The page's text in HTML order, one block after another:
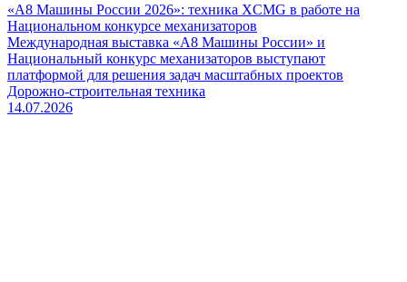
«А8 Машины России 2026»: техника XCMG в работе на
Национальном конкурсе механизаторов
Международная выставка «А8 Машины России» и
Национальный конкурс механизаторов выступают
платформой для решения задач масштабных проектов
Дорожно-строительная техника
14.07.2026